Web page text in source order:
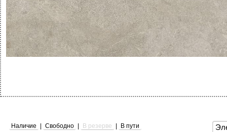
Наличие Свободно В резерве В пути